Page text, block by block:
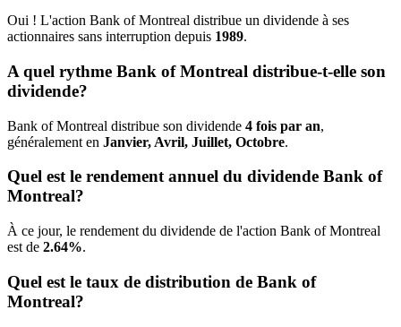
Oui ! L'action Bank of Montreal distribue un dividende à ses
actionnaires sans interruption depuis 1989.
A quel rythme Bank of Montreal distribue-t-elle son
dividende?
Bank of Montreal distribue son dividende 4 fois par an,
généralement en Janvier, Avril, Juillet, Octobre.
Quel est le rendement annuel du dividende Bank of
Montreal?
À ce jour, le rendement du dividende de l'action Bank of Montreal
est de 2.64%.
Quel est le taux de distribution de Bank of
Montreal?